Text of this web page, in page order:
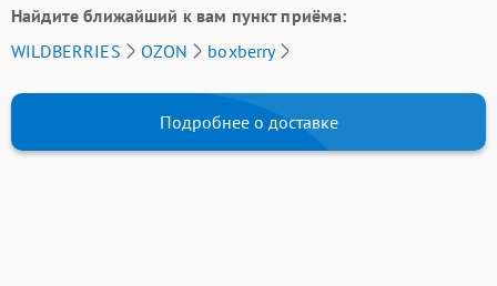
Найдите ближайший к вам пункт приёма:
WILDBERRIES
OZON boxberry
Подробнее о доставке